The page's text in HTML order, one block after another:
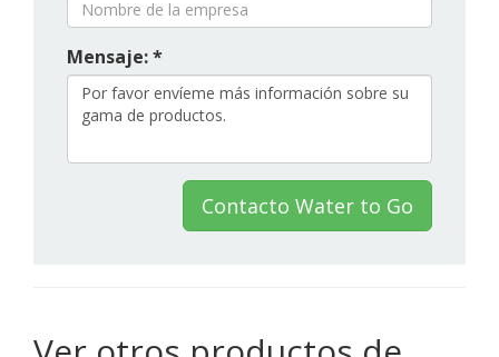
Mensaje: *
Contacto Water to Go